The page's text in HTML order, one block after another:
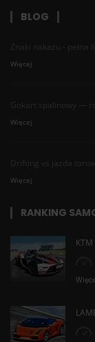
BLOG
Znaki nakazu - pełna
Więcej
Gokart spalinowy —
Więcej
Drifting vs jazda
Więcej
RANKING